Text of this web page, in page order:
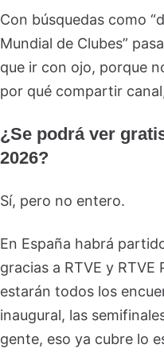
Con búsquedas como
Mundial de Clubes”
que ir con ojo, porque
por qué compartir
¿Se podrá ver
2026?
Sí, pero no entero.
En España habrá
gracias a RTVE y RTVE
estarán todos los
inaugural, las
gente, eso ya cubre lo